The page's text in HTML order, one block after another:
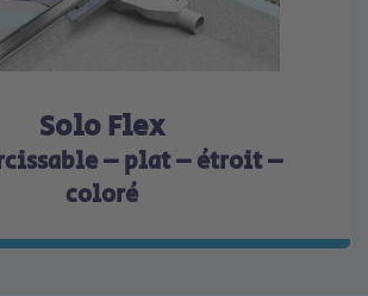
Solo Flex
– plat – étroit –
coloré